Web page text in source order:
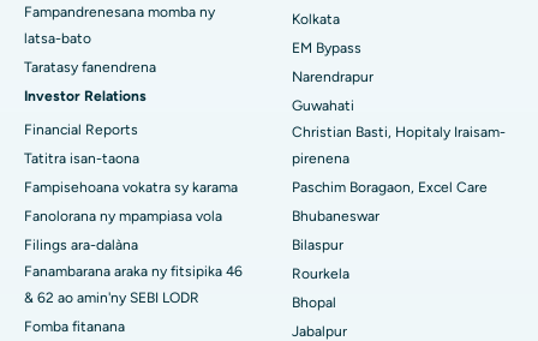
Hopitaly tsara indrindra any Managari, Karaikudi
Hopitaly tsara indrindra ao Arepally, Warangal
Hopitaly tsara indrindra ao amin'ny Arera Colony, Bhopal
Hopitaly tsara indrindra any Jayanagar, Bangalore
Hopitaly tsara indrindra ao KK Nagar, Madurai
Hopitaly tsara indrindra any Ramji Nagar, Nellore
Hopitaly tsara indrindra ao amin'ny Sector-19, Rourkela
Fampandrenesana momba ny
latsa-bato
Taratasy fanendrena
Investor Relations
Financial Reports
Tatitra isan-taona
Fampisehoana vokatra sy karama
Fanolorana ny mpampiasa vola
Filings ara-dalàna
Fanambarana araka ny fitsipika 46
& 62 ao amin'ny SEBI LODR
Fomba fitanana
Kolkata
EM Bypass
Narendrapur
Guwahati
Christian Basti, Hopitaly Iraisam-
pirenena
Paschim Boragaon, Excel Care
Bhubaneswar
Bilaspur
Rourkela
Bhopal
Jabalpur